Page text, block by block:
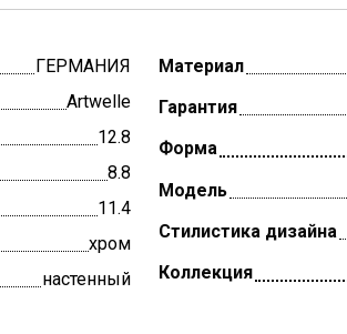
ГЕРМАНИЯ
Artwelle
12.8
8.8
11.4
хром
настенный
Материал
Гарантия
Форма
Модель
Стилистика дизайна
Коллекция